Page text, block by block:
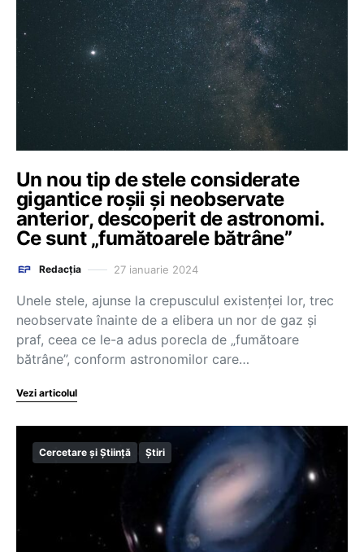
Un nou tip de stele considerate
gigantice roșii și neobservate
anterior, descoperit de astronomi.
Ce sunt „fumătoarele bătrâne”
Redacția 27 ianuarie 2024
Unele stele, ajunse la crepusculul existenţei lor, trec
neobservate înainte de a elibera un nor de gaz şi
praf, ceea ce le-a adus porecla de „fumătoare
bătrâne”, conform astronomilor care…
Vezi articolul
Cercetare și Știință Știri